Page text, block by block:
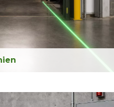
Fahrzeugbewegungsbereiche